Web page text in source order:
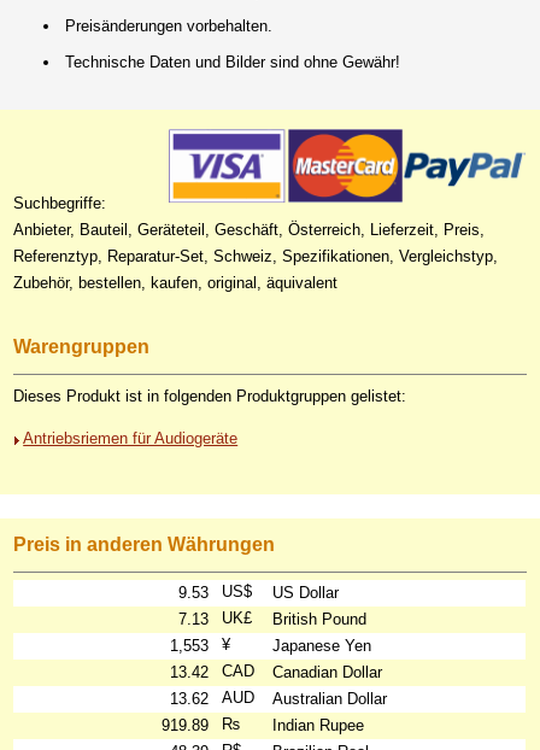
Preisänderungen vorbehalten.
Technische Daten und Bilder sind ohne Gewähr!
Suchbegriffe:
Anbieter, Bauteil, Geräteteil, Geschäft, Österreich, Lieferzeit, Preis,
Referenztyp, Reparatur-Set, Schweiz, Spezifikationen, Vergleichstyp,
Zubehör, bestellen, kaufen, original, äquivalent
Warengruppen
Dieses Produkt ist in folgenden Produktgruppen gelistet:
Antriebsriemen für Audiogeräte
Preis in anderen Währungen
9.53 US$
US Dollar
7.13
UK£
British Pound
1,553
¥
Japanese Yen
13.42
CAD
Canadian Dollar
13.62
AUD
Australian Dollar
919.89
₨
Indian Rupee